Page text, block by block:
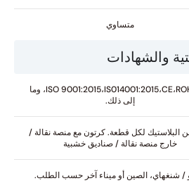
متساوي
والشهادات
ISO 9001:2015،IS014001:2015،CE،ROHS،KC، وما
إلى ذلك.
البلاستيك لكل قطعة. كرتون مع منصة نقالة /
خارج منصة نقالة / صناديق خشبية
/ شنغهاي، الصين أو ميناء آخر حسب الطلب.